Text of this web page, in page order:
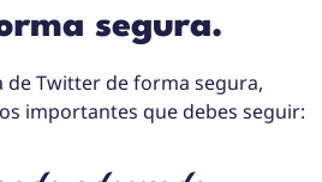
segura.
de Twitter de forma segura,
importantes que debes seguir: